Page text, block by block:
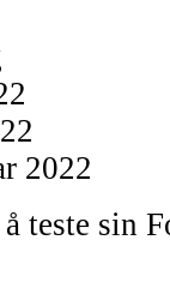
2022
teste sin